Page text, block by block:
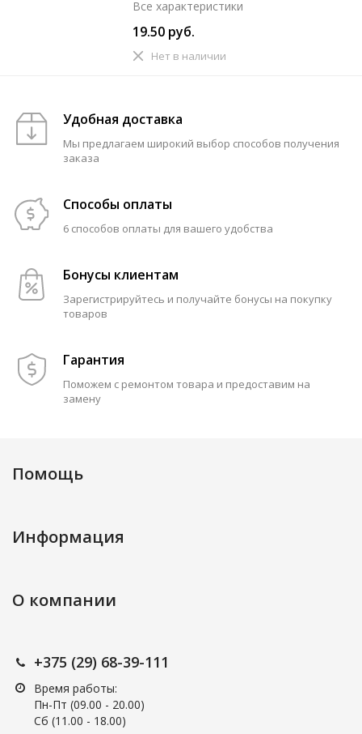
Все характеристики
19.50 руб.
Нет в наличии
Удобная доставка
Мы предлагаем широкий выбор способов получения
заказа
Способы оплаты
6 способов оплаты для вашего удобства
Бонусы клиентам
Зарегистрируйтесь и получайте бонусы на покупку
товаров
Гарантия
Поможем с ремонтом товара и предоставим на
замену
Помощь
Информация
О компании
+375 (29) 68-39-111
Время работы:
Пн-Пт (09.00 - 20.00)
Сб (11.00 - 18.00)